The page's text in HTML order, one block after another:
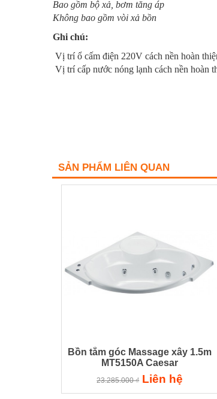
Bao gồm bộ xả, bơm tăng áp
Không bao gồm vòi xả bồn
Ghi chú:
Vị trí ổ cấm điện 220V cách nền hoàn
Vị trí cấp nước nóng lạnh cách nền hoàn
SẢN PHẨM LIÊN QUAN
Bồn tắm góc Massage xây 1.5m
MT5150A Caesar
23.285.000 ₫ Liên hệ